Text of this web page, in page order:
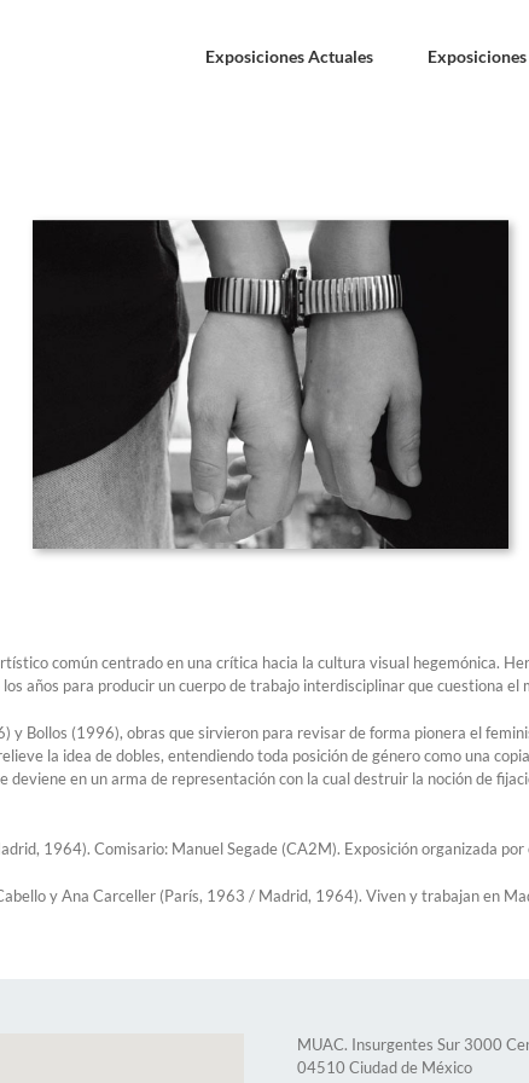
Exposiciones Actuales
común centrado en una crítica hacia la cultura visual hegemónica.
años para producir un cuerpo de trabajo interdisciplinar que cuestiona el
y Bollos (1996), obras que sirvieron para revisar de forma pionera el
la idea de dobles, entendiendo toda posición de género como una
en un arma de representación con la cual destruir la noción de
1964). Comisario: Manuel Segade (CA2M). Exposición organizada
y Ana Carceller (París, 1963 / Madrid, 1964). Viven y trabajan en
MUAC. Insurgentes Sur 3000
04510 Ciudad de México